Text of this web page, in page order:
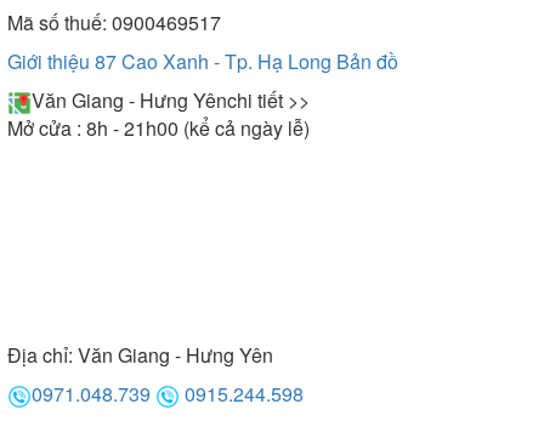
Mã số thuế: 0900469517
Giới thiệu 87 Cao Xanh - Tp. Hạ Long Bản đồ
Văn Giang - Hưng Yênchi tiết >>
Mở cửa : 8h - 21h00 (kể cả ngày lễ)
Địa chỉ: Văn Giang - Hưng Yên
0971.048.739
0915.244.598